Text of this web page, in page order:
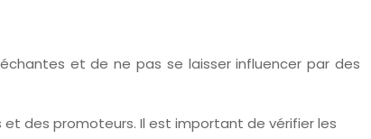
et de ne pas se laisser influencer par des
des promoteurs. Il est important de vérifier les